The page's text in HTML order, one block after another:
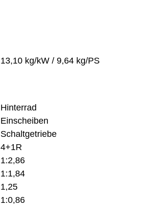
13,10 kg/kW / 9,64 kg/PS
Hinterrad
Einscheiben
Schaltgetriebe
4+1R
1:2,86
1:1,84
1,25
1:0,86